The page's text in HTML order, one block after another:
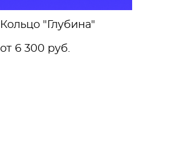
Кольцо "Глубина"
от 6 300 pуб.